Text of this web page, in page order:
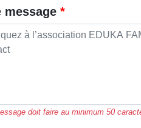
message
doit faire au minimum 50